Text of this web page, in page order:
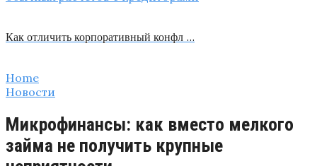
Как отличить корпоративный конфл …
Home
Новости
Микрофинансы: как вместо мелкого
займа не получить крупные